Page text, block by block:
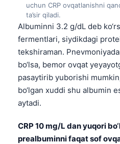
uchun CRP ovqatlanishni
ta’sir qiladi.
Albuminni 3.2 g/dL deb
fermentlari, siydikdagi
tekshiraman.
bo‘lsa, bemor ovqat
pasaytirib yuborishi
bo‘lgan xuddi shu albumin
aytadi.
CRP 10 mg/L dan yuqori
prealbuminni faqat sof